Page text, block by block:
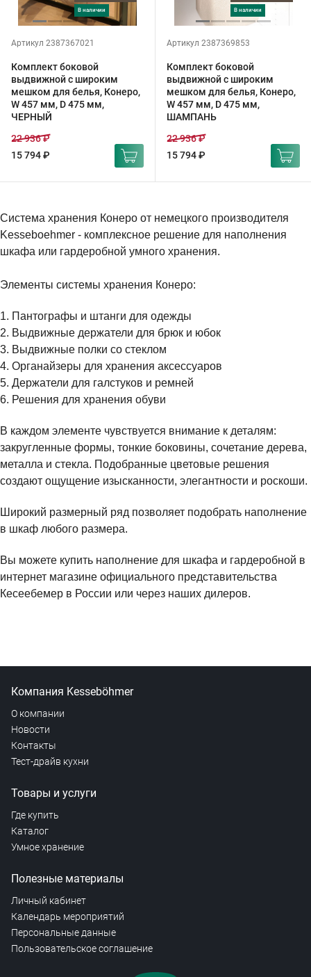
в наличии
Артикул 2387367021
Комплект боковой
выдвижной с широким
мешком для белья, Конеро,
W 457 мм, D 475 мм,
ЧЕРНЫЙ
15 794 ₽
22 936 ₽
в наличии
Артикул 2387369853
Комплект боковой
выдвижной с широким
мешком для белья, Конеро,
W 457 мм, D 475 мм,
ШАМПАНЬ
15 794 ₽
22 936 ₽
Система хранения Конеро от немецкого производителя
Kesseboehmer - комплексное решение для наполнения
шкафа или гардеробной умного хранения.
Элементы системы хранения Конеро:
1. Пантографы и штанги для одежды
2. Выдвижные держатели для брюк и юбок
3. Выдвижные полки со стеклом
4. Органайзеры для хранения аксессуаров
5. Держатели для галстуков и ремней
6. Решения для хранения обуви
В каждом элементе чувствуется внимание к деталям:
закругленные формы, тонкие боковины, сочетание дерева,
металла и стекла. Подобранные цветовые решения
создают ощущение изысканности, элегантности и роскоши.
Широкий размерный ряд позволяет подобрать наполнение
в шкаф любого размера.
Вы можете купить наполнение для шкафа и гардеробной в
интернет магазине официального представительства
Кесеебемер в России или через наших дилеров.
Компания Kesseböhmer
О компании
Новости
Контакты
Тест-драйв кухни
Товары и услуги
Где купить
Каталог
Умное хранение
Полезные материалы
Личный кабинет
Календарь мероприятий
Персональные данные
Пользовательское соглашение